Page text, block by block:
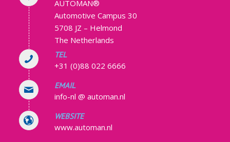
AUTOMAN®
Automotive Campus 30
5708 JZ – Helmond
The Netherlands
TEL
+31 (0)88 022 6666
EMAIL
info-nl @ automan.nl
WEBSITE
www.automan.nl